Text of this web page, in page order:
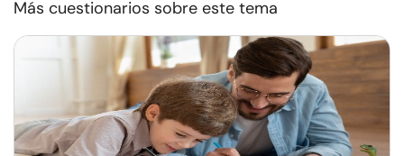
Más cuestionarios sobre este tema